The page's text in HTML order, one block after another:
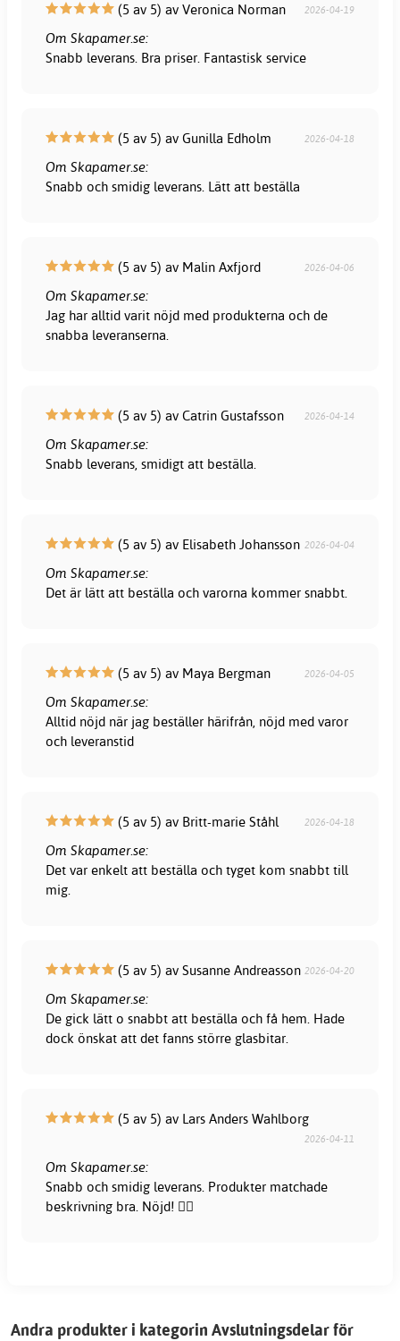
(5 av 5) av Veronica Norman 2026-04-19
Om Skapamer.se:
Snabb leverans. Bra priser. Fantastisk service
(5 av 5) av Gunilla Edholm 2026-04-18
Om Skapamer.se:
Snabb och smidig leverans. Lätt att beställa
(5 av 5) av Malin Axfjord 2026-04-06
Om Skapamer.se:
Jag har alltid varit nöjd med produkterna och de
snabba leveranserna.
(5 av 5) av Catrin Gustafsson 2026-04-14
Om Skapamer.se:
Snabb leverans, smidigt att beställa.
(5 av 5) av Elisabeth Johansson 2026-04-04
Om Skapamer.se:
Det är lätt att beställa och varorna kommer snabbt.
(5 av 5) av Maya Bergman 2026-04-05
Om Skapamer.se:
Alltid nöjd när jag beställer härifrån, nöjd med varor
och leveranstid
(5 av 5) av Britt-marie Ståhl 2026-04-18
Om Skapamer.se:
Det var enkelt att beställa och tyget kom snabbt till
mig.
(5 av 5) av Susanne Andreasson 2026-04-20
Om Skapamer.se:
De gick lätt o snabbt att beställa och få hem. Hade
dock önskat att det fanns större glasbitar.
(5 av 5) av Lars Anders Wahlborg
2026-04-11
Om Skapamer.se:
Snabb och smidig leverans. Produkter matchade
beskrivning bra. Nöjd! 👍🏻
Andra produkter i kategorin Avslutningsdelar för